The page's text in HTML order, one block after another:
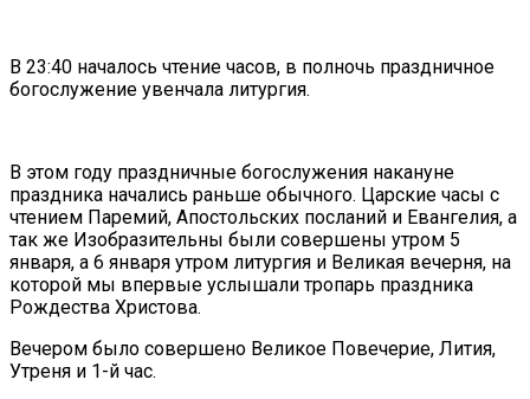
В 23:40 началось чтение часов, в полночь праздничное
богослужение увенчала литургия.
В этом году праздничные богослужения накануне
праздника начались раньше обычного. Царские часы с
чтением Паремий, Апостольских посланий и Евангелия, а
так же Изобразительны были совершены утром 5
января, а 6 января утром литургия и Великая вечерня, на
которой мы впервые услышали тропарь праздника
Рождества Христова.
Вечером было совершено Великое Повечерие, Лития,
Утреня и 1-й час.